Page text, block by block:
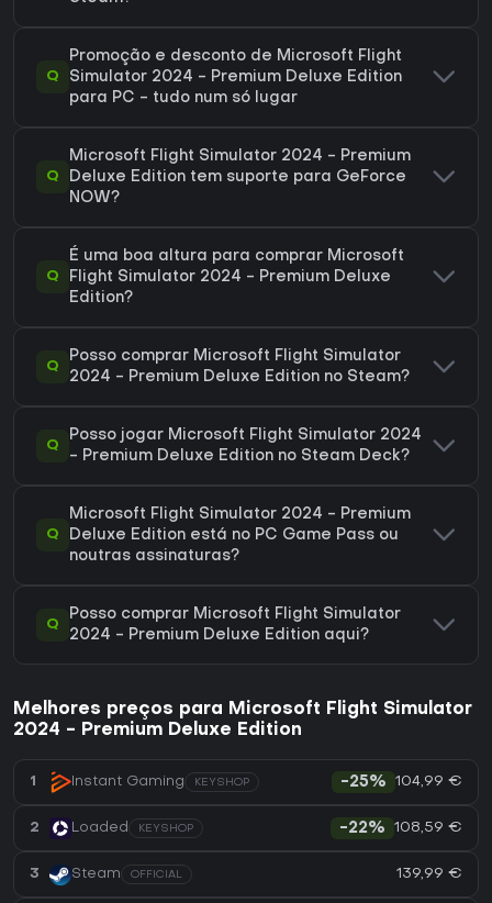
Q
Promoção e desconto de Microsoft Flight
Simulator 2024 - Premium Deluxe Edition
para PC - tudo num só lugar
Q
Microsoft Flight Simulator 2024 - Premium
Deluxe Edition tem suporte para GeForce
NOW?
Q
É uma boa altura para comprar Microsoft
Flight Simulator 2024 - Premium Deluxe
Edition?
Q
Posso comprar Microsoft Flight Simulator
2024 - Premium Deluxe Edition no Steam?
Q
Posso jogar Microsoft Flight Simulator 2024
- Premium Deluxe Edition no Steam Deck?
Q
Microsoft Flight Simulator 2024 - Premium
Deluxe Edition está no PC Game Pass ou
noutras assinaturas?
Q
Posso comprar Microsoft Flight Simulator
2024 - Premium Deluxe Edition aqui?
Melhores preços para Microsoft Flight Simulator
2024 - Premium Deluxe Edition
1 Instant Gaming KEYSHOP -25% 104,99 €
2 Loaded KEYSHOP -22% 108,59 €
3 Steam OFFICIAL 139,99 €